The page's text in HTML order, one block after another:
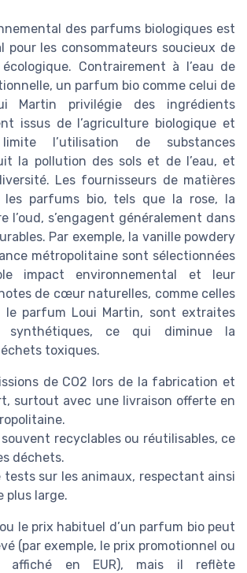
des parfums biologiques est
pour les consommateurs soucieux de
Contrairement à l’eau de
un parfum bio comme celui de
Martin privilégie des ingrédients
issus de l’agriculture biologique et
l’utilisation de substances
la pollution des sols et de l’eau, et
Les fournisseurs de matières
les parfums bio, tels que la rose, la
l’oud, s’engagent généralement dans
Par exemple, la vanille powdery
métropolitaine sont sélectionnées
impact environnemental et leur
de cœur naturelles, comme celles
le parfum Loui Martin, sont extraites
synthétiques, ce qui diminue la
toxiques.
de CO2 lors de la fabrication et
surtout avec une livraison offerte en
souvent recyclables ou réutilisables, ce
déchets.
tests sur les animaux, respectant ainsi
plus large.
le prix habituel d’un parfum bio peut
(par exemple, le prix promotionnel ou
en EUR), mais il reflète